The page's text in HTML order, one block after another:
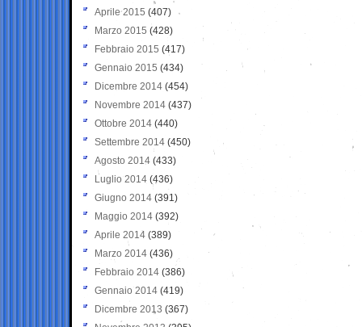
Aprile 2015 (407)
Marzo 2015 (428)
Febbraio 2015 (417)
Gennaio 2015 (434)
Dicembre 2014 (454)
Novembre 2014 (437)
Ottobre 2014 (440)
Settembre 2014 (450)
Agosto 2014 (433)
Luglio 2014 (436)
Giugno 2014 (391)
Maggio 2014 (392)
Aprile 2014 (389)
Marzo 2014 (436)
Febbraio 2014 (386)
Gennaio 2014 (419)
Dicembre 2013 (367)